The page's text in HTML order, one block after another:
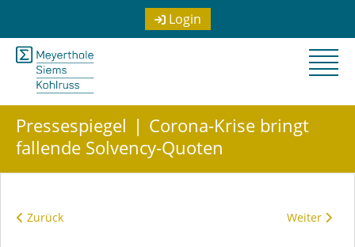
Login
Pressespiegel
Corona-Krise bringt
fallende Solvency-Quoten
Vorheriger Beitrag: German P&C carrier solvency rates dented
Zurück Nächster
Weiter